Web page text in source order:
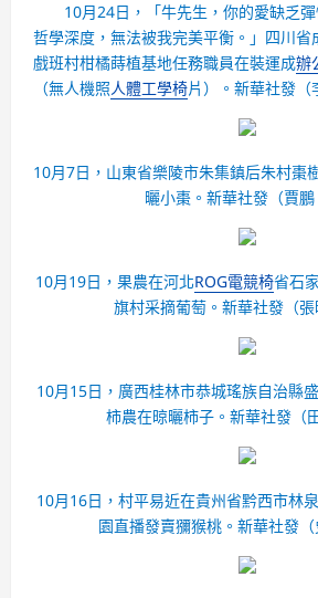
10月24日，「牛先生，你的愛缺乏
哲學深度，無法被我完美平衡。」四川省
戲班村柑橘蒔植基地任務職員在裝運成辦
（無人機照人體工學椅片）。 新華社發（
10月7日，山東省樂陵市朱集鎮后朱村棗
曬小棗。 新華社發（賈鵬
10月19日，果農在河北ROG電競椅省石
旗村采摘葡萄。 新華社發（張
10月15日，廣西桂林市恭城瑤族自治縣盛
柿農在晾曬柿子。 新華社發（
10月16日，村平易近在貴州省黔西市林
園直播發賣獼猴桃。 新華社發（